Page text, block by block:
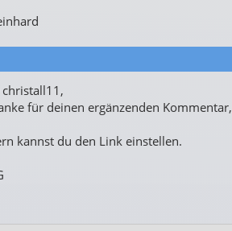
christall11,
für deinen ergänzenden Kommentar,
kannst du den Link einstellen.